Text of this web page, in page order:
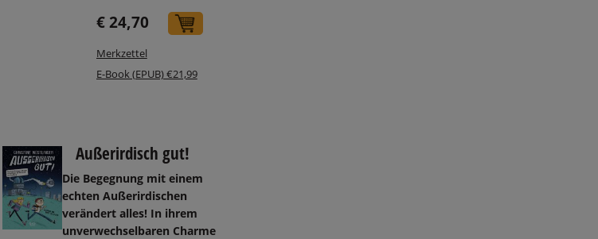
€ 24,70
Merkzettel
E-Book (EPUB) €21,99
Außerirdisch gut!
Die Begegnung mit einem
echten Außerirdischen
verändert alles! In ihrem
unverwechselbaren Charme